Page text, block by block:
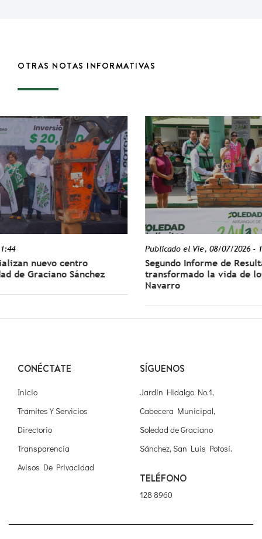
OTRAS NOTAS INFORMATIVAS
Vie, 08/07/2026 - 13:34
Segundo Informe de Resultados, con
transformado la vida de los soledenses:
CONÉCTATE
Inicio
Trámites Y Servicios
Directorio
Transparencia
Avisos De Privacidad
SÍGUENOS
Jardín Hidalgo No.1,
Cabecera Municipal,
Soledad de Graciano
Sánchez, San Luis Potosí.
TELÉFONO
128 8960